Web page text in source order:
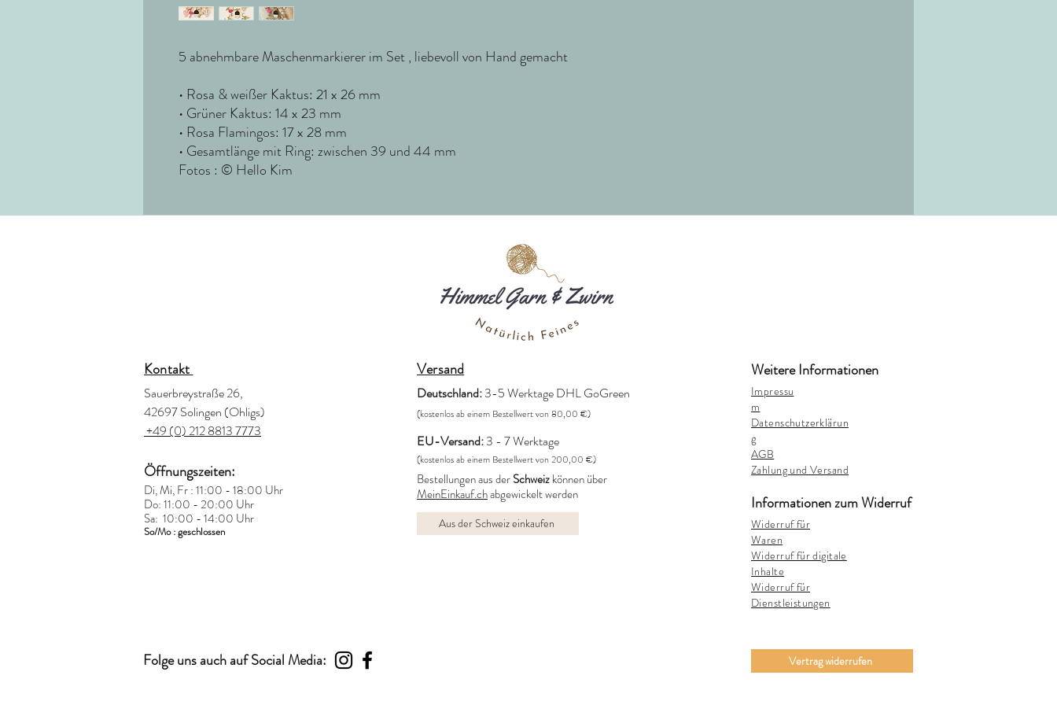
5 abnehmbare Maschenmarkierer im Set , liebevoll von Hand gemacht
• Rosa & weißer Kaktus: 21 x 26 mm
• Grüner Kaktus: 14 x 23 mm
• Rosa Flamingos: 17 x 28 mm
• Gesamtlänge mit Ring: zwischen 39 und 44 mm
Fotos : © Hello Kim
Kontakt
Sauerbreystraße 26,
42697 Solingen (Ohligs)
+49 (0) 212 8813 7773
Öffnungszeiten:
Di, Mi, Fr : 11:00 - 18:00 Uhr
Do: 11:00 - 20:00 Uhr
Sa: 10:00 - 14:00 Uhr
So/Mo : geschlossen
Folge uns auch auf Social Media:
Versand
Deutschland:3-5 Werktage DHL GoGreen
(kostenlos ab einem Bestellwert von 80,00 €)
EU-Versand:3 - 7 Werktage
(kostenlos ab einem Bestellwert von 200,00 €)
Bestellungen aus derSchweizkönnen über
MeinEinkauf.chabgewickelt werden
Aus der Schweiz einkaufen
Weitere Informationen
Impressu
m
Datenschutzerklärun
g
AGB
Zahlung und Versand
Informationen zum Widerruf
Widerruf für
Waren
Widerruf für digitale
Inhalte
Widerruf für
Dienstleistungen
Vertrag widerrufen